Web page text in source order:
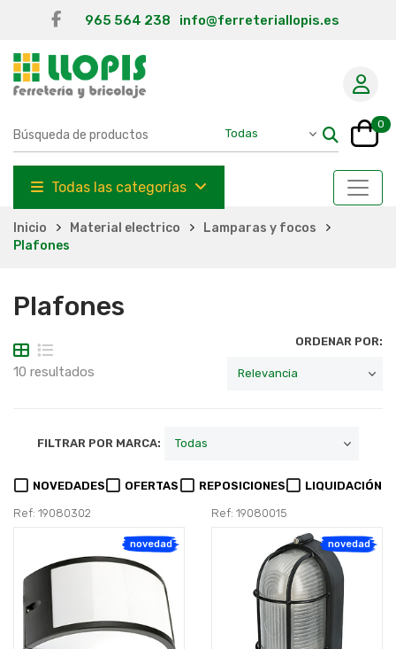
965 564 238 info@ferreteriallopis.es
0
Todas las categorías
Inicio Material electrico
Lamparas y focos
Plafones
Plafones
10 resultados
ORDENAR POR:
FILTRAR POR MARCA:
NOVEDADES OFERTAS REPOSICIONES LIQUIDACIÓN
Ref: 19080302
novedad
Ref: 19080015
novedad